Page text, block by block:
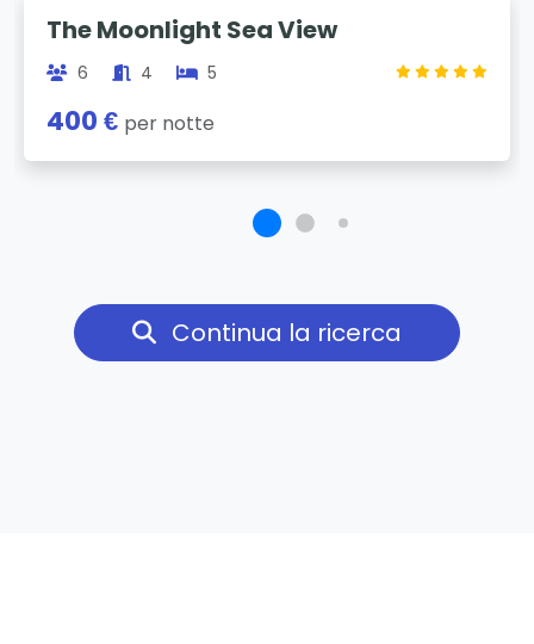
The Moonlight Sea View
6 4 5
400 € per notte
Continua la ricerca